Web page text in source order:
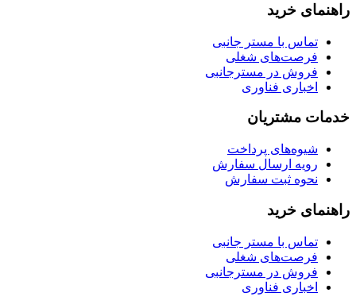
راهنمای خرید
تماس با مستر جانبی
فرصت‌های شغلی
فروش در مسترجانبی
اخباری فناوری
خدمات مشتریان
شیوه‌های پرداخت
رویه ارسال سفارش
نحوه ثبت سفارش
راهنمای خرید
تماس با مستر جانبی
فرصت‌های شغلی
فروش در مسترجانبی
اخباری فناوری